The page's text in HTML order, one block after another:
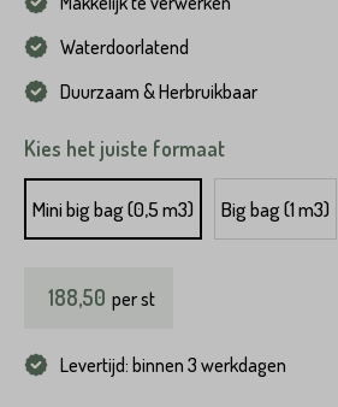
Waterdoorlatend
Duurzaam & Herbruikbaar
Kies het juiste formaat
Mini big bag (0,5 m3) Big bag (1 m3)
188,50 perst
Levertijd: binnen 3 werkdagen
Variant*